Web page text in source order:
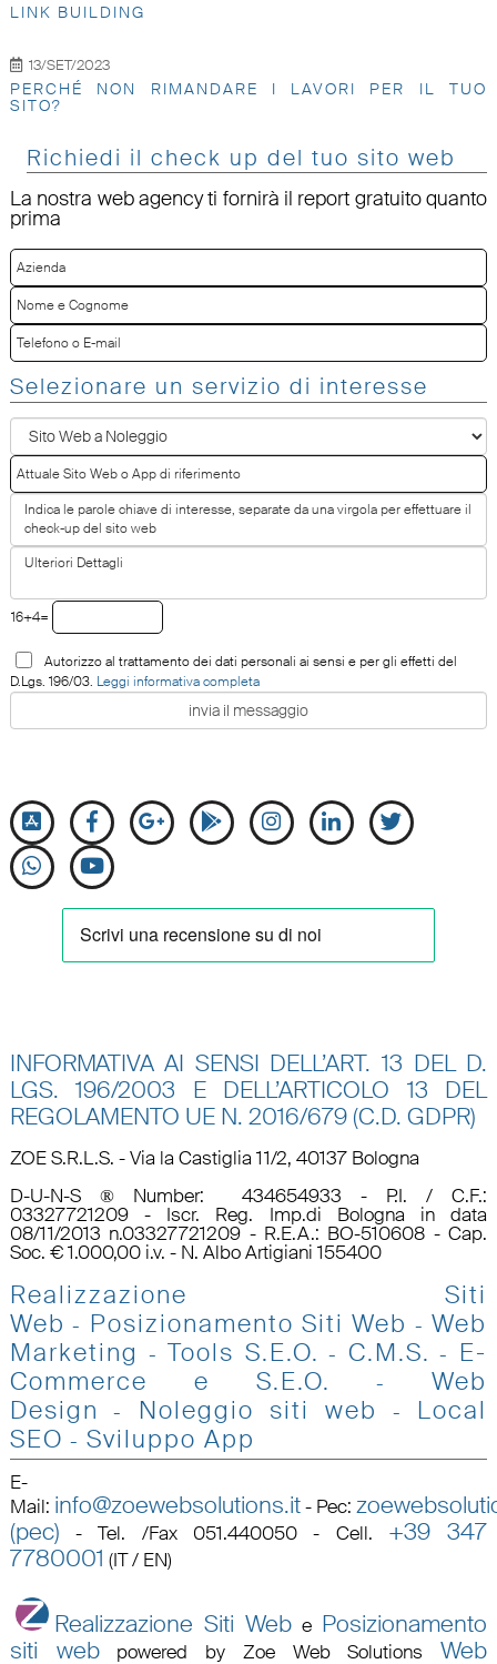
LINK BUILDING
13/SET/2023
PERCHÉ NON RIMANDARE I LAVORI PER IL TUO
SITO?
Richiedi il check up del tuo sito web
La nostra web agency ti fornirà il report gratuito quanto
prima
Selezionare un servizio di interesse
16+4=
Autorizzo al trattamento dei dati personali ai sensi e per gli effetti del
D.Lgs. 196/03. Leggi informativa completa
INFORMATIVA AI SENSI DELL’ART. 13 DEL D.
LGS. 196/2003 E DELL’ARTICOLO 13 DEL
REGOLAMENTO UE N. 2016/679 (C.D. GDPR)
ZOE S.R.L.S. - Via la Castiglia 11/2, 40137 Bologna
D-U-N-S ® Number: 434654933 - P.I. / C.F.:
03327721209 - Iscr. Reg. Imp.di Bologna in data
08/11/2013 n.03327721209 - R.E.A.: BO-510608 - Cap.
Soc. € 1.000,00 i.v. - N. Albo Artigiani 155400
Realizzazione Siti
Web - Posizionamento Siti Web -Web
Marketing - Tools S.E.O. - C.M.S. - E-
Commerce e S.E.O.
-Web
Design
- Noleggio siti web - Local
SEO - Sviluppo App
E-
Mail: info@zoewebsolutions.it- Pec:
(pec) -Tel. /Fax 051.440050 - Cell. +39 347
7780001 (IT / EN)
Realizzazione Siti Web e Posizionamento
siti webpowered by Zoe Web SolutionsWeb